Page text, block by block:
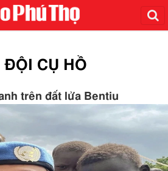
ĐỘI CỤ HỒ
trên đất lửa Bentiu